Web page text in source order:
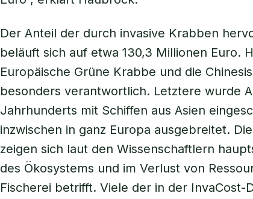
Der Anteil der durch invasive Krabben
beläuft sich auf etwa 130,3 Millionen Euro.
Europäische Grüne Krabbe und die
besonders verantwortlich. Letztere wurde
Jahrhunderts mit Schiffen aus Asien
inzwischen in ganz Europa ausgebreitet.
zeigen sich laut den Wissenschaftlern
des Ökosystems und im Verlust von
Fischerei betrifft. Viele der in der InvaCost-